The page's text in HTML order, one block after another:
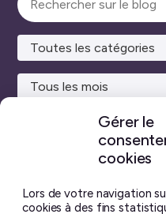
Gérer le
cookies
Lors de votre navigation
cookies à des fins
une
réalisé avec
intelligence artificielle
photos moi-même, et